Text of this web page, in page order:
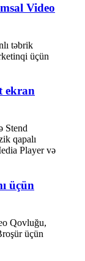
Video
ekran
üçün